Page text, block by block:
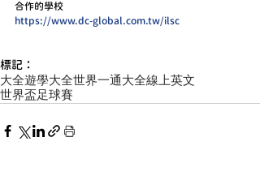
合作的學校
https://www.dc-global.com.tw/ilsc
標記：
大全遊學大全世界一通大全線上英文
世界盃足球賽